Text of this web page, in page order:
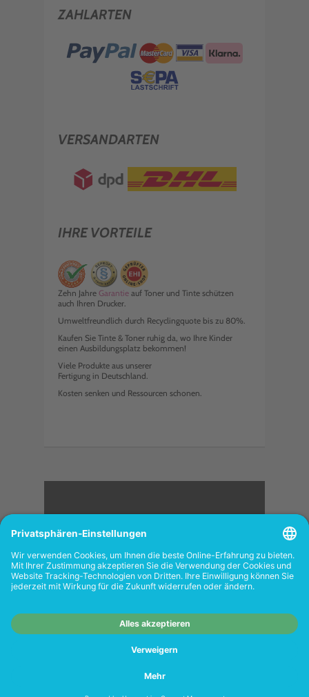
ZAHLARTEN
VERSANDARTEN
IHRE VORTEILE
Zehn Jahre Garantie auf Toner und Tinte schützen
auch Ihren Drucker.
Umweltfreundlich durch Recyclingquote bis zu 80%.
Kaufen Sie Tinte & Toner ruhig da, wo Ihre Kinder
einen Ausbildungsplatz bekommen!
Viele Produkte aus unserer
Fertigung in Deutschland.
Kosten senken und Ressourcen schonen.
<
FOLGEN SIE UNS
Shops richtet sich nicht an Wiederverkäufer.
www.tonerhersteller.de